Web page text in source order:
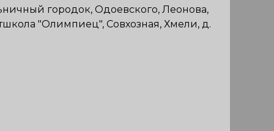
городок, Одоевского, Леонова,
"Олимпиец", Совхозная, Хмели, д.